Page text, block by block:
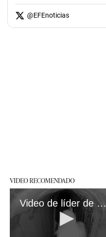
@EFEnoticias
VIDEO RECOMENDADO
Video de líder de Hamás huyendo por un túnel en Gaza